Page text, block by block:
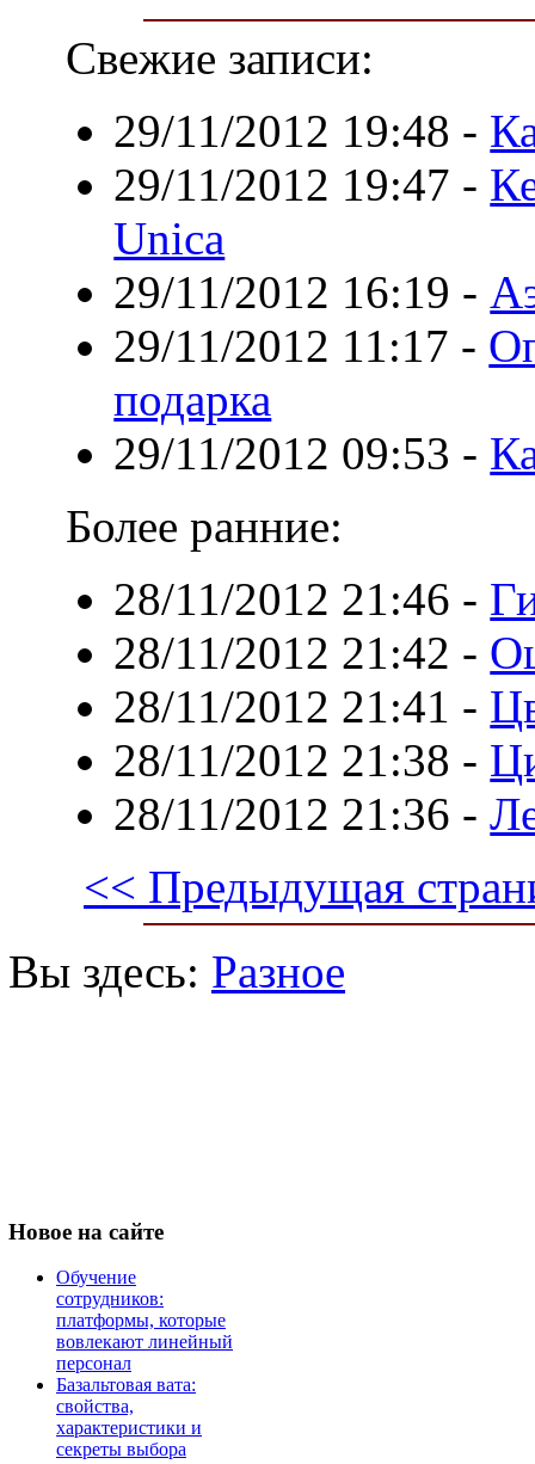
Свежие записи:
29/11/2012 19:48 -
29/11/2012 19:47 -
Unica
29/11/2012 16:19 -
29/11/2012 11:17 -
подарка
29/11/2012 09:53 -
Более ранние:
28/11/2012 21:46 -
28/11/2012 21:42 -
28/11/2012 21:41 -
28/11/2012 21:38 -
28/11/2012 21:36 -
<< Предыдущая
Вы здесь: Разное
Новое на сайте
Обучение
сотрудников:
платформы, которые
вовлекают линейный
персонал
Базальтовая вата:
свойства,
характеристики и
секреты выбора